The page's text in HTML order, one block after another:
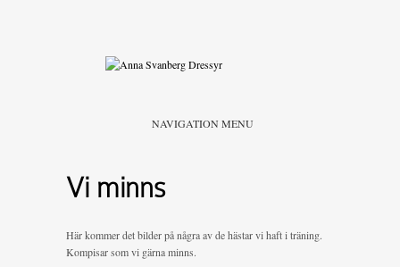
NAVIGATION MENU
Vi minns
Här kommer det bilder på några av de hästar vi haft i träning.
Kompisar som vi gärna minns.